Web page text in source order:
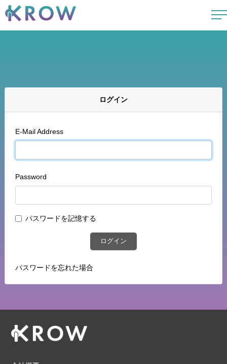
ログイン
E-Mail Address
Password
パスワードを記憶する
ログイン
パスワードを忘れた場合